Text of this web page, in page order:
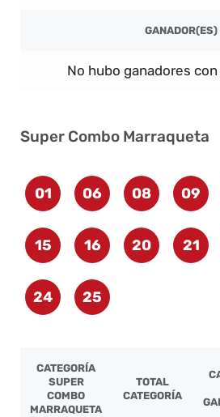
GANADOR(ES)
No hubo ganadores
Super Combo Marraqueta
01 06 08 09
15 16 20 21
24 25
CATEGORÍA
SUPER
COMBO
MARRAQUETA
TOTAL
CATEGORÍA